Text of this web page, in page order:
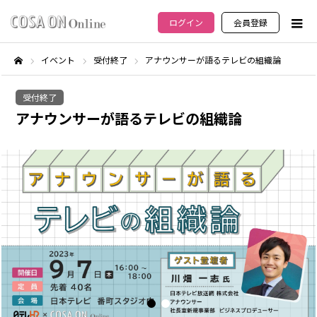
ログイン 会員登録
イベント 受付終了 アナウンサーが語るテレビの組織論
受付終了
アナウンサーが語るテレビの組織論